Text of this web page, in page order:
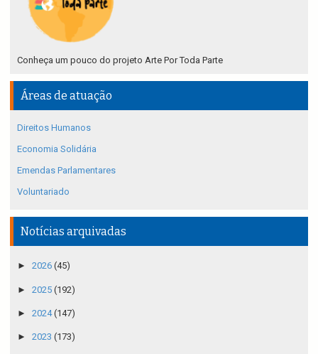
Conheça um pouco do projeto Arte Por Toda Parte
Áreas de atuação
Direitos Humanos
Economia Solidária
Emendas Parlamentares
Voluntariado
Notícias arquivadas
► 2026 (45)
► 2025 (192)
► 2024(147)
► 2023 (173)